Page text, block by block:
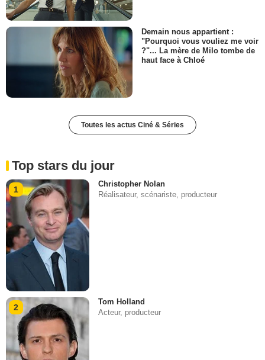
Demain nous appartient :
"Pourquoi vous vouliez me voir
?"... La mère de Milo tombe de
haut face à Chloé
Toutes les actus Ciné & Séries
Top stars du jour
1
Christopher Nolan
Réalisateur, scénariste, producteur
2
Tom Holland
Acteur, producteur